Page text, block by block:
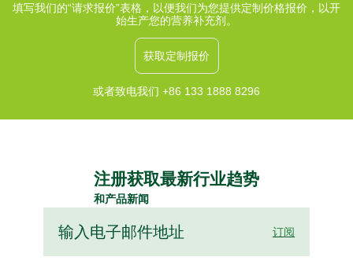
填写我们的“请求报价”表格，以便我们为您提供定制价格报价，以开
始生产您的营养补充剂。
获取定制报价
或者致电我们 +86 133 1888 8296
注册获取最新行业趋势
和产品新闻
订阅